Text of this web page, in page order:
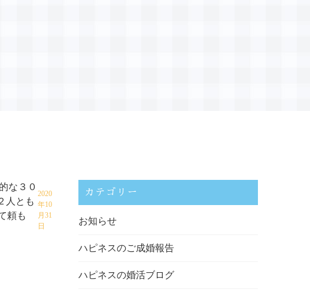
な３０
人とも
頼も
2020
年10
月31
日
カテゴリー
お知らせ
ハピネスのご成婚報告
ハピネスの婚活ブログ